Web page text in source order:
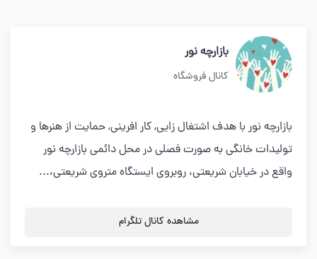
بازارچه نور
کانال فروشگاه
بازارچه نور با هدف اشتغال زايى, كار افرينى, حمايت از هنرها و
توليدات خانگى به صورت فصلی در محل دائمی بازارچه نور
واقع در خیابان شریعتی، روبروی ایستگاه متروی شریعتی،...
مشاهده کانال تلگرام